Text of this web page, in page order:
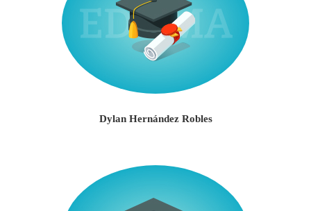
Dylan Hernández Robles